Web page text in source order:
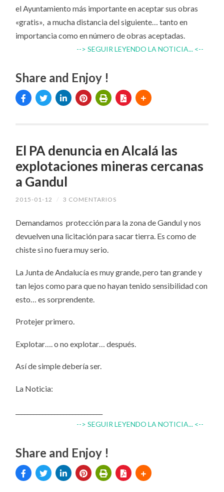
el Ayuntamiento más importante en aceptar sus obras
«gratis», a mucha distancia del siguiente… tanto en
importancia como en número de obras aceptadas.
--> SEGUIR LEYENDO LA NOTICIA... <--
Share and Enjoy !
El PA denuncia en Alcalá las
explotaciones mineras cercanas
a Gandul
2015-01-12 / 3 COMENTARIOS
Demandamos protección para la zona de Gandul y nos
devuelven una licitación para sacar tierra. Es como de
chiste si no fuera muy serio.
La Junta de Andalucía es muy grande, pero tan grande y
tan lejos como para que no hayan tenido sensibilidad con
esto… es sorprendente.
Protejer primero.
Explotar…. o no explotar… después.
Así de simple debería ser.
La Noticia:
--> SEGUIR LEYENDO LA NOTICIA... <--
Share and Enjoy !